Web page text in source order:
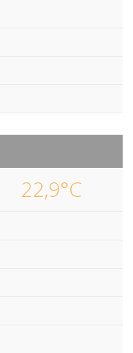
22,9°C